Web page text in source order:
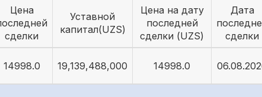
Цена
сделки
Уставной
капитал(UZS)
Цена на дату
последней
сделки (UZS)
Дата
сделки
14998.0 19,139,488,000 14998.0